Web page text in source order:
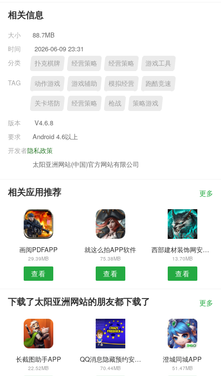
相关信息
大小
88.7MB
时间
2026-06-09 23:31
分类
扑克棋牌 经营策略 经营策略 游戏工具
TAG 动作游戏 游戏辅助 模拟经营 跑酷竞速
关卡塔防 经营策略 枪战 策略游戏
版本
V4.6.8
要求
Android 4.6以上
隐私政策
开发者
太阳亚洲网站(中国)官方网站有限公司
相关应用推荐 更多
画阅PDFAPP
29.39MB
查看
就这么拍APP软件
75.38MB
查看
西部建材装饰网安卓版
13.70MB
查看
下载了太阳亚洲网站的朋友都下载了 更多
长截图助手APP
22.52MB
QQ消息隐藏预约安卓版
70.44MB
澄城同城APP
51.47MB